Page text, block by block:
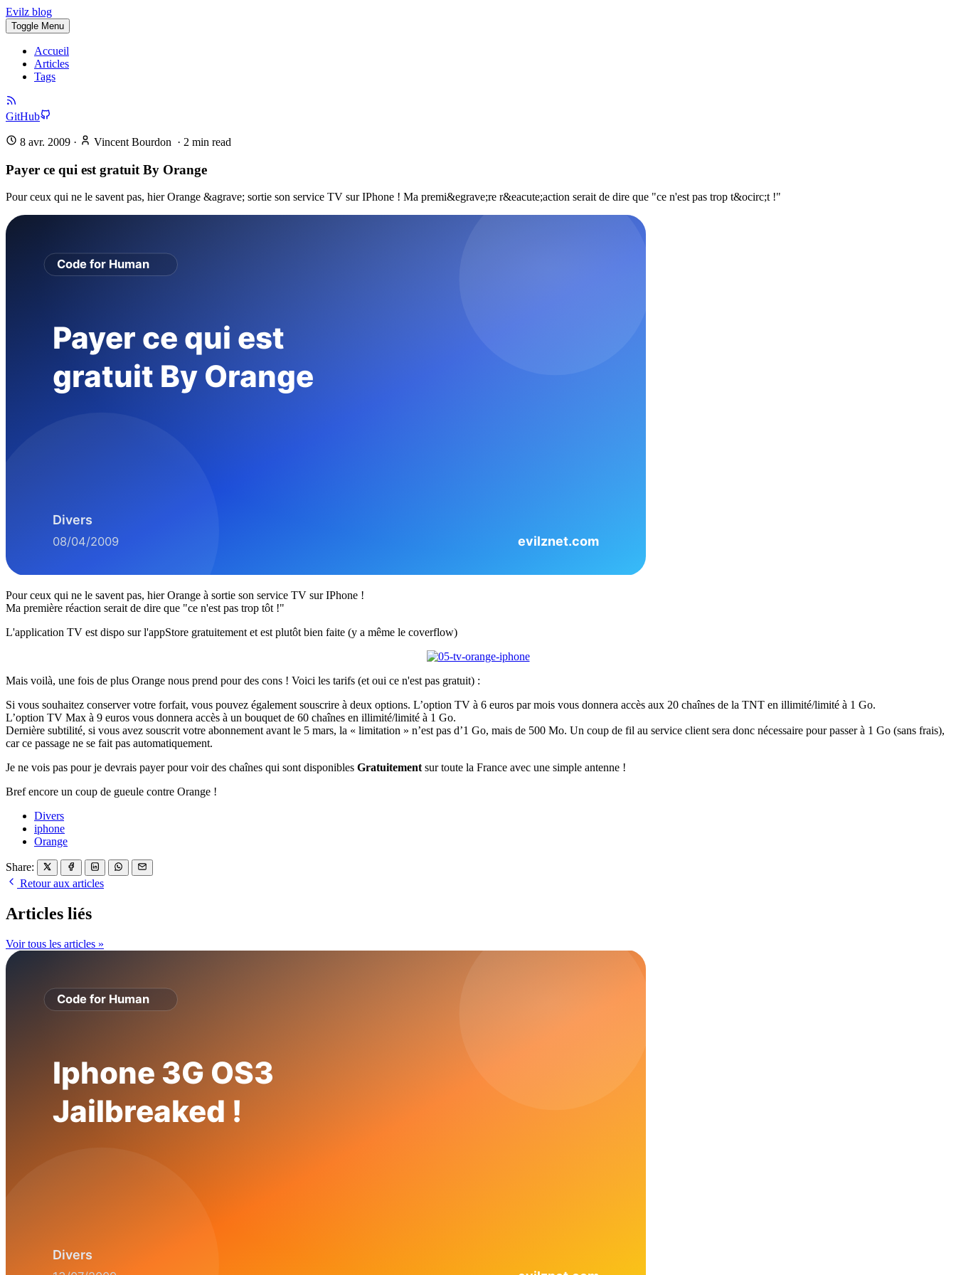
Evilz blog
Toggle Menu
Accueil
Articles
Tags
GitHub
8 avr. 2009 · Vincent Bourdon · 2 min read
Payer ce qui est gratuit By Orange
Pour ceux qui ne le savent pas, hier Orange &agrave; sortie son service TV sur IPhone ! Ma premi&egrave;re r&eacute;action serait de dire que "ce n'est pas trop t&ocirc;t !"
Pour ceux qui ne le savent pas, hier Orange à sortie son service TV sur IPhone !
Ma première réaction serait de dire que "ce n'est pas trop tôt !"
L'application TV est dispo sur l'appStore gratuitement et est plutôt bien faite (y a même le coverflow)
Mais voilà, une fois de plus Orange nous prend pour des cons ! Voici les tarifs (et oui ce n'est pas gratuit) :
Si vous souhaitez conserver votre forfait, vous pouvez également souscrire à deux options. L’option TV à 6 euros par mois vous donnera accès aux 20 chaînes de la TNT en illimité/limité à 1 Go.
L’option TV Max à 9 euros vous donnera accès à un bouquet de 60 chaînes en illimité/limité à 1 Go.
Dernière subtilité, si vous avez souscrit votre abonnement avant le 5 mars, la « limitation » n’est pas d’1 Go, mais de 500 Mo. Un coup de fil au service client sera donc nécessaire pour passer à 1 Go (sans frais),
car ce passage ne se fait pas automatiquement.
Je ne vois pas pour je devrais payer pour voir des chaînes qui sont disponibles Gratuitementsur toute la France avec une simple antenne !
Bref encore un coup de gueule contre Orange !
Divers
iphone
Orange
Share:
Retour aux articles
Articles liés
Voir tous les articles »